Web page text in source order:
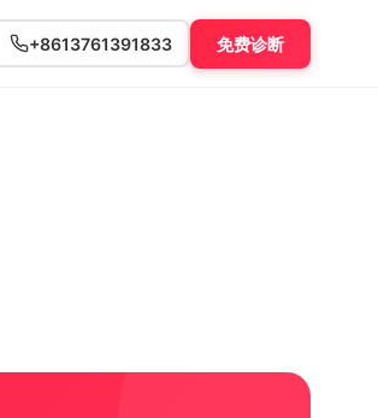
+8613761391833 免费诊断